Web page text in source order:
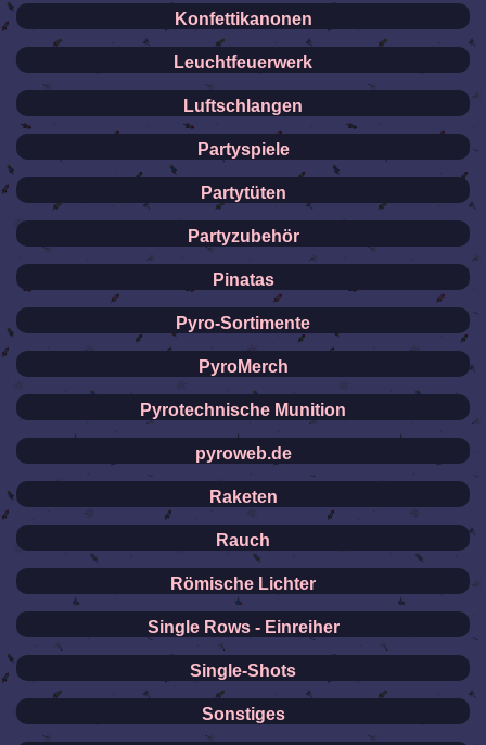
Konfettikanonen
Leuchtfeuerwerk
Luftschlangen
Partyspiele
Partytüten
Partyzubehör
Pinatas
Pyro-Sortimente
PyroMerch
Pyrotechnische Munition
pyroweb.de
Raketen
Rauch
Römische Lichter
Single Rows - Einreiher
Single-Shots
Sonstiges